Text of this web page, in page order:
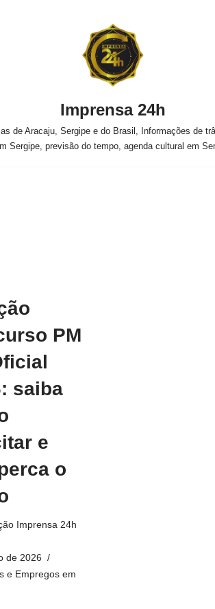
Imprensa 24h
de Aracaju, Sergipe e do Brasil, Informações de
Sergipe, previsão do tempo, agenda cultural em
PM
saiba
e
o
Imprensa 24h
de 2026
e Empregos em